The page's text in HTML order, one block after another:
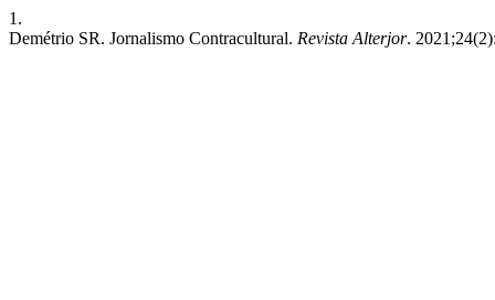
1.
Demétrio SR. Jornalismo Contracultural. Revista Alterjor.